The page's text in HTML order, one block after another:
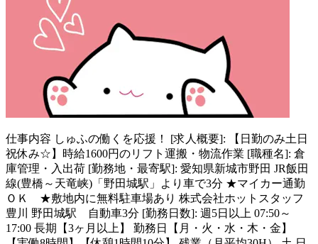
仕事内容 しゅふの働くを応援！ [求人概要]: 【日勤のみ土日
祝休み☆】時給1600円のリフト運搬・物流作業 [職種名]: 倉
庫管理・入出荷 [勤務地・最寄駅]: 愛知県新城市野田 JR飯田
線(豊橋～天竜峡)「野田城駅」より車で3分 ★マイカー通勤
ＯＫ ★敷地内に無料駐車場あり 株式会社ホットスタッフ
豊川 野田城駅 自動車3分 [勤務日数]: 週5日以上 07:50～
17:00 長期【3ヶ月以上】 勤務日【月・火・水・木・金】